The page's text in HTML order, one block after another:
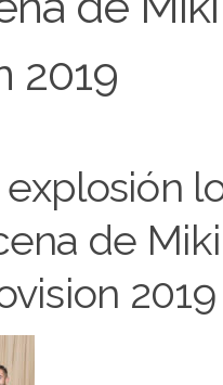
2019
explosión
de
2019